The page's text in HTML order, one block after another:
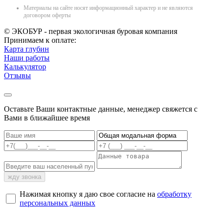
Материалы на сайте носят информационный характер и не являются
договором оферты
© ЭКОБУР - первая экологичная буровая компания
Принимаем к оплате:
Карта глубин
Наши работы
Калькулятор
Отзывы
Оставьте Ваши контактные данные, менеджер свяжется с
Вами в ближайшее время
жду звонка
Нажимая кнопку я даю свое согласие на обработку
персональных данных